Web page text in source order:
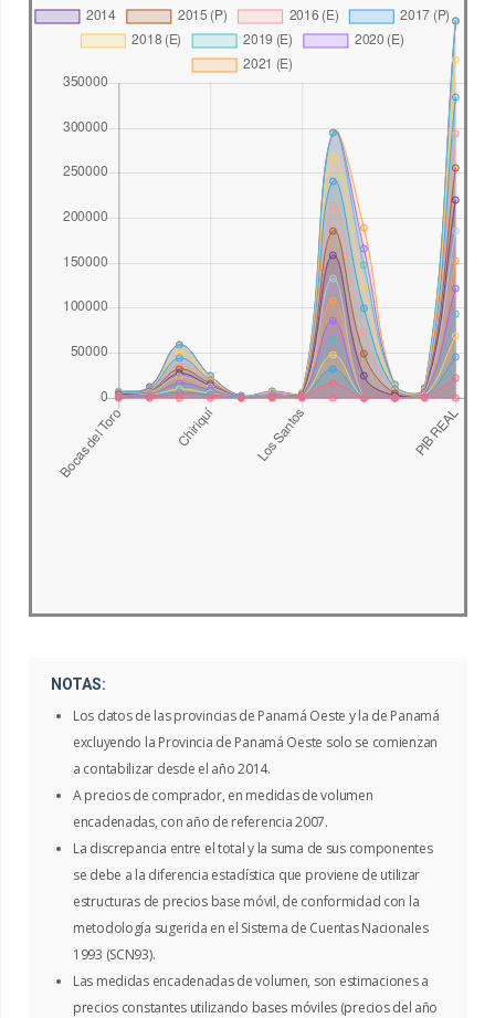
NOTAS:
Los datos de las provincias de Panamá Oeste y la de Panamá
excluyendo la Provincia de Panamá Oeste solo se comienzan
a contabilizar desde el año 2014.
A precios de comprador, en medidas de volumen
encadenadas, con año de referencia 2007.
La discrepancia entre el total y la suma de sus componentes
se debe a la diferencia estadística que proviene de utilizar
estructuras de precios base móvil, de conformidad con la
metodología sugerida en el Sistema de Cuentas Nacionales
1993 (SCN93).
Las medidas encadenadas de volumen, son estimaciones a
precios constantes utilizando bases móviles (precios del año